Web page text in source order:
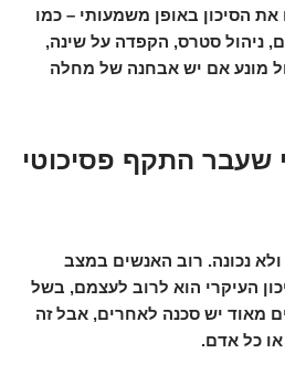
הסיכון באופן משמעותי – כמו
ניהול סטרס, הקפדה על שינה,
מונע אם יש אבחנה של מחלה
מי שעבר התקף פסיכוטי
ולא נכונה. רוב האנשים במצב
העיקרי הוא לרוב לעצמם, בשל
מאוד יש סכנה לאחרים, אבל זה
כל אדם.